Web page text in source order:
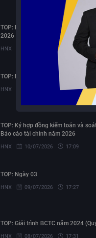
TOP: Báo cáo quản trị công ty bán
2026
HNX 10:25
TOP: Ngày 10
HNX 09:31
TOP: Ký hợp đồng kiểm toán và
Báo cáo tài chính năm 2026
HNX 10/07/2026 17:09
TOP: Ngày 03
HNX 09/07/2026 17:27
TOP: Giải trình BCTC năm 2024
HNX 08/07/2026 17:31